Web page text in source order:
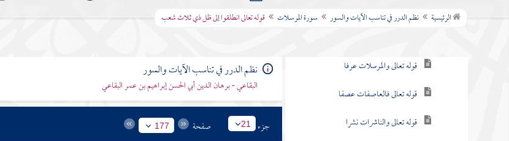
الرئيسية نظم الدرر في تناسب الآيات والسور سورة المرسلات قوله تعالى انطلقوا إلى ظل ذي ثلاث شعب
سورة المرسلات
قوله تعالى والمرسلات عرفا
قوله تعالى فالعاصفات عصفا
قوله تعالى والناشرات نشرا
نظم الدرر في تناسب الآيات والسور
البقاعي - برهان الدين أبي الحسن إبراهيم بن عمر البقاعي
جزء 21 صفحة 177